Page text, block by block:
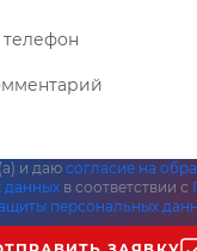
и даю согласие на
данных в соответствии с
персональных